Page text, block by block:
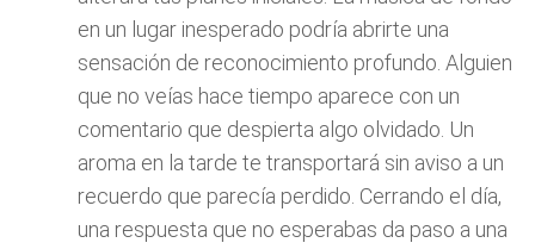
en un lugar inesperado podría abrirte una
sensación de reconocimiento profundo. Alguien
que no veías hace tiempo aparece con un
comentario que despierta algo olvidado. Un
aroma en la tarde te transportará sin aviso a un
recuerdo que parecía perdido. Cerrando el día,
una respuesta que no esperabas da paso a una